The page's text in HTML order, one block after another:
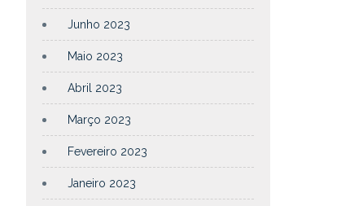
Junho 2023
Maio 2023
Abril 2023
Março 2023
Fevereiro 2023
Janeiro 2023